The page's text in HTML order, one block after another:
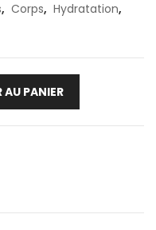
, Corps, Hydratation,
PANIER